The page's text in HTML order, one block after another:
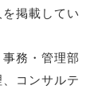
掲載してい
務・管理部
コンサルテ